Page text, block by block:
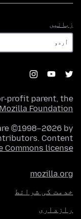
زبانیں
profit parent, the
Mozilla Foundation
©1998–2026 by
Content
Commons license
mozilla.org
خدمت کی شرائط
رازداری